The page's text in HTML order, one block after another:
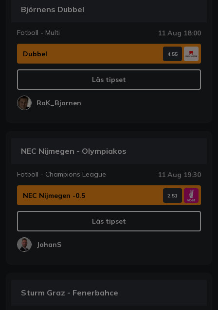
Björnens Dubbel
Fotboll - Multi 11 Aug 18:00
Dubbel 4.55
Läs tipset
RoK_Bjornen
NEC Nijmegen - Olympiakos
Fotboll - Champions League 11 Aug 19:30
NEC Nijmegen -0.5 2.51
Läs tipset
JohanS
Sturm Graz - Fenerbahce